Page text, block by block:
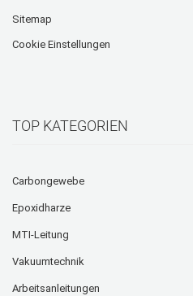
Sitemap
Cookie Einstellungen
TOP KATEGORIEN
Carbongewebe
Epoxidharze
MTI-Leitung
Vakuumtechnik
Arbeitsanleitungen